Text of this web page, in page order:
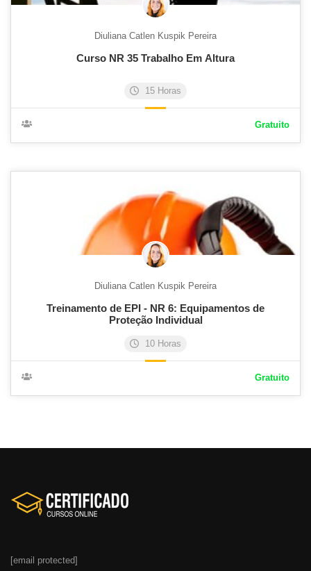
Diuliana Catlen Kuspik Pereira
Curso NR 35 Trabalho Em Altura
15 Horas
Gratuito
Diuliana Catlen Kuspik Pereira
Treinamento de EPI - NR 6: Equipamentos de
Proteção Individual
10 Horas
Gratuito
[email protected]